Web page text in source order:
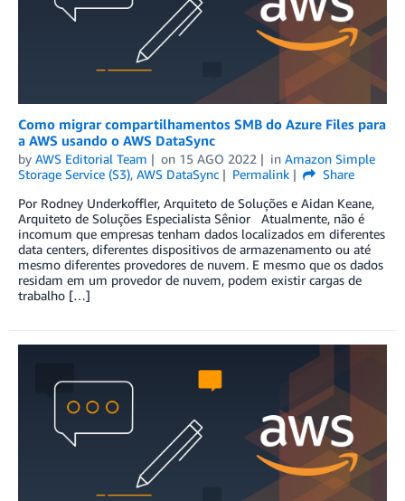
Como migrar compartilhamentos SMB do Azure Files para
a AWS usando o AWS DataSync
by AWS Editorial Team on 15 AGO 2022 in Amazon Simple
Storage Service (S3), AWS DataSync Permalink
Share
Por Rodney Underkoffler, Arquiteto de Soluções e Aidan Keane,
Arquiteto de Soluções Especialista Sênior Atualmente, não é
incomum que empresas tenham dados localizados em diferentes
data centers, diferentes dispositivos de armazenamento ou até
mesmo diferentes provedores de nuvem. E mesmo que os dados
residam em um provedor de nuvem, podem existir cargas de
trabalho […]